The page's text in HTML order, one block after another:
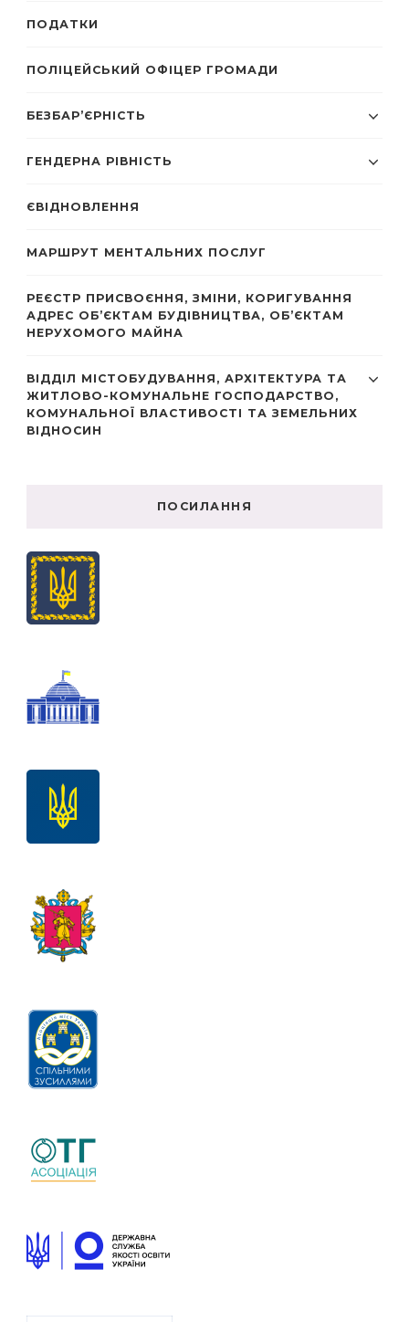
ПОДАТКИ
ПОЛІЦЕЙСЬКИЙ ОФІЦЕР ГРОМАДИ
БЕЗБАР’ЄРНІСТЬ
ГЕНДЕРНА РІВНІСТЬ
ЄВІДНОВЛЕННЯ
МАРШРУТ МЕНТАЛЬНИХ ПОСЛУГ
РЕЄСТР ПРИСВОЄННЯ, ЗМІНИ, КОРИГУВАННЯ
АДРЕС ОБ’ЄКТАМ БУДІВНИЦТВА, ОБ’ЄКТАМ
НЕРУХОМОГО МАЙНА
ВІДДІЛ МІСТОБУДУВАННЯ, АРХІТЕКТУРА ТА
ЖИТЛОВО-КОМУНАЛЬНЕ ГОСПОДАРСТВО,
КОМУНАЛЬНОЇ ВЛАСТИВОСТІ ТА ЗЕМЕЛЬНИХ
ВІДНОСИН
ПОСИЛАННЯ